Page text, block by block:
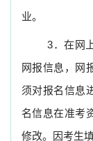
业。
3．在网
网报信息，网
须对报名信息
名信息在准考
修改。因考生